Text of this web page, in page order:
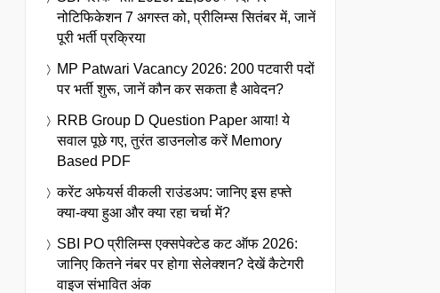
नोटिफिकेशन 7 अगस्त को, प्रीलिम्स सितंबर में, जानें
पूरी भर्ती प्रक्रिया
MP Patwari Vacancy 2026: 200 पटवारी पदों
पर भर्ती शुरू, जानें कौन कर सकता है आवेदन?
RRB Group D Question Paper आया! ये
सवाल पूछे गए, तुरंत डाउनलोड करें Memory
Based PDF
करेंट अफेयर्स वीकली राउंडअप: जानिए इस हफ्ते
क्या-क्या हुआ और क्या रहा चर्चा में?
SBI PO प्रीलिम्स एक्सपेक्टेड कट ऑफ 2026:
जानिए कितने नंबर पर होगा सेलेक्शन? देखें कैटेगरी
वाइज संभावित अंक